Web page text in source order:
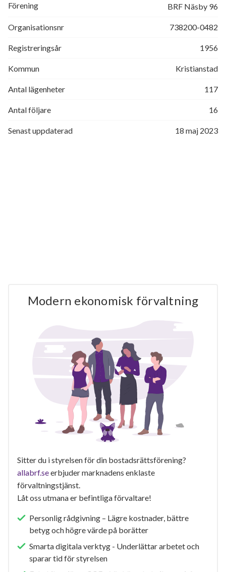
Förening BRF Näsby 96
Organisationsnr 738200-0482
Registreringsår 1956
Kommun Kristianstad
Antal lägenheter 117
Antal följare 16
Senast uppdaterad 18 maj 2023
Modern ekonomisk förvaltning
Sitter du i styrelsen för din bostadsrättsförening?
allabrf.seerbjuder marknadens enklaste
förvaltningstjänst.
Låt oss utmana er befintliga förvaltare!
Personlig rådgivning – Lägre kostnader, bättre
betyg och högre värde på borätter
Smarta digitala verktyg - Underlättar arbetet och
sparar tid för styrelsen